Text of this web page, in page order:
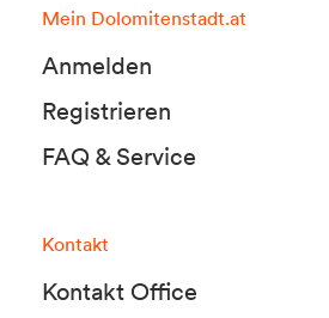
Mein Dolomitenstadt.at
Anmelden
Registrieren
FAQ & Service
Kontakt
Kontakt Office